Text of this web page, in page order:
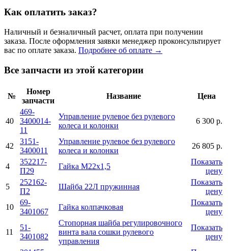
Как оплатить заказ?
Наличный и безналичный расчет, оплата при получении
заказа. После оформления заявки менеджер проконсультирует
вас по оплате заказа. Подробнее об оплате →
Все запчасти из этой категории
№
Номер
запчасти
Название Цена
40
469-
3400014-
11
Управление рулевое без рулевого
колеса и колонки
6 300 р.
42
3151-
3400011
Управление рулевое без рулевого
колеса и колонки
26 805 р.
4
352217-
П29
Гайка М22х1,5
Показать
цену
5
252162-
П2
Шайба 22Л пружинная
Показать
цену
10
69-
3401067
Гайка колпачковая
Показать
цену
11
51-
3401082
Стопорная шайба регулировочного
винта вала сошки рулевого
управления
Показать
цену